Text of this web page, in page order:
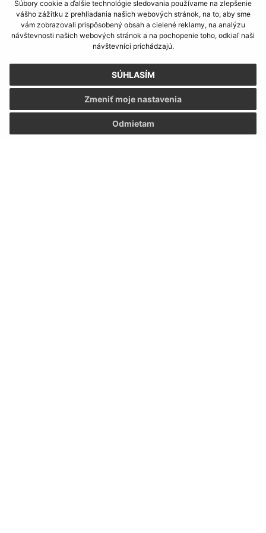
Súbory cookie a ďalšie technológie sledovania používame na zlepšenie
vášho zážitku z prehliadania našich webových stránok, na to, aby sme
vám zobrazovali prispôsobený obsah a cielené reklamy, na analýzu
návštevnosti našich webových stránok a na pochopenie toho, odkiaľ naši
návštevníci prichádzajú.
SÚHLASÍM
Odmietam
Zmeniť moje nastavenia
info@kosickanovaves.sk
+421 55 333 73 10
IČO: 00 690 996